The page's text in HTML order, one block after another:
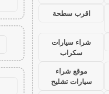
اقرب سطحة
شراء سيارات
سكراب
موقع شراء
سيارات تشليح